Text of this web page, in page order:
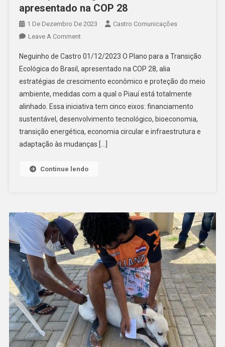
apresentado na COP 28
1 De Dezembro De 2023
Castro Comunicações
Leave A Comment
Neguinho de Castro 01/12/2023 O Plano para a Transição
Ecológica do Brasil, apresentado na COP 28, alia
estratégias de crescimento econômico e proteção do meio
ambiente, medidas com a qual o Piauí está totalmente
alinhado. Essa iniciativa tem cinco eixos: financiamento
sustentável, desenvolvimento tecnológico, bioeconomia,
transição energética, economia circular e infraestrutura e
adaptação às mudanças […]
Continue lendo